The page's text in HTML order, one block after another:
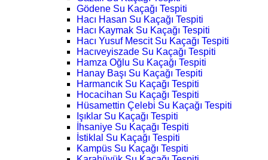
Gödene Su Kaçağı Tespiti
Hacı Hasan Su Kaçağı Tespiti
Hacı Kaymak Su Kaçağı Tespiti
Hacı Yusuf Mescit Su Kaçağı Tespiti
Hacıveyiszade Su Kaçağı Tespiti
Hamza Oğlu Su Kaçağı Tespiti
Hanay Başı Su Kaçağı Tespiti
Harmancık Su Kaçağı Tespiti
Hocacihan Su Kaçağı Tespiti
Hüsamettin Çelebi Su Kaçağı Tespiti
Işıklar Su Kaçağı Tespiti
İhsaniye Su Kaçağı Tespiti
İstiklal Su Kaçağı Tespiti
Kampüs Su Kaçağı Tespiti